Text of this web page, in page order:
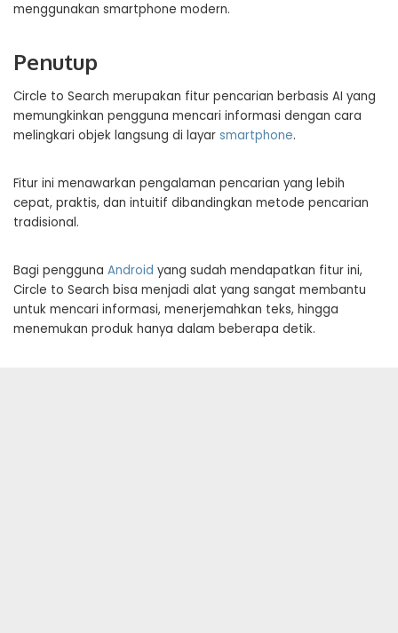
menggunakan smartphone modern.
Penutup
Circle to Search merupakan fitur pencarian berbasis AI yang
memungkinkan pengguna mencari informasi dengan cara
melingkari objek langsung di layar smartphone.
Fitur ini menawarkan pengalaman pencarian yang lebih
cepat, praktis, dan intuitif dibandingkan metode pencarian
tradisional.
Bagi pengguna Android yang sudah mendapatkan fitur ini,
Circle to Search bisa menjadi alat yang sangat membantu
untuk mencari informasi, menerjemahkan teks, hingga
menemukan produk hanya dalam beberapa detik.